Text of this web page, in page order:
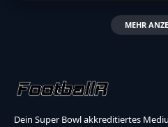
MEHR
Dein Super Bowl akkreditiertes